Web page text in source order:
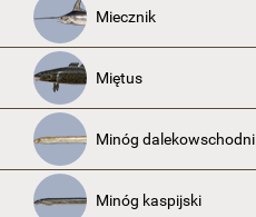
Miecznik
Miętus
Minóg dalekowschodni
Minóg kaspijski